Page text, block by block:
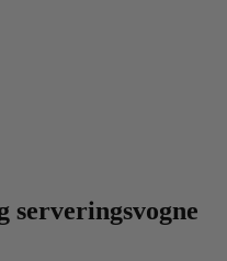
serveringsvogne